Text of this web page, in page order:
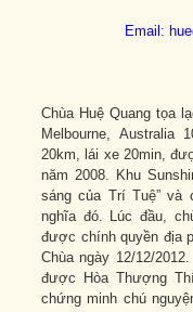
Email:
Chùa Huệ Quang tọa
Melbourne, Australia
20km, lái xe 20min,
năm 2008. Khu
sáng của Trí Tuệ” và
nghĩa đó. Lúc đầu,
được chính quyền địa
Chùa ngày 12/12/
được Hòa Thượng
chứng minh chú